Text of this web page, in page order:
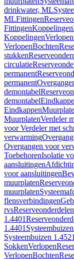
drinkwater, ML
MLFittingen
FittingenKoppelingen
KoppelingenVerlopen
VerlopenBochten
stukken
circulatie
permanent
permanent
demontabel
demontabel
Eindkappen
MuurplatenVerdeler
voor Verdeler met
verwarming
Overgangen voor
ToebehorenIsolatie
aansluitingen
voor aansluitingen
muurplaten
muurplaten
flensverbindingen
rvs
1.4401
1.4401
Systeembuizen 1.4521
SokkenVerlopen
VerlopenBochten